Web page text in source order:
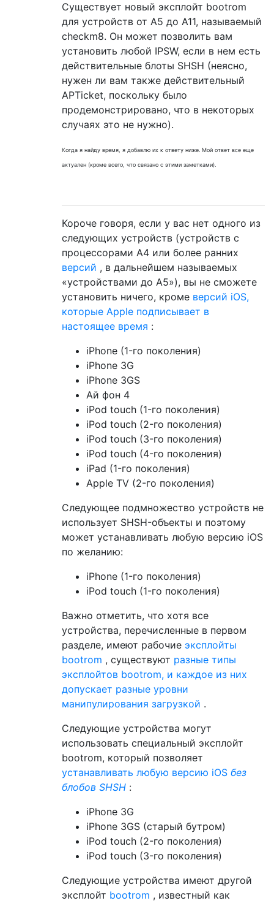
Существует новый эксплойт bootrom
для устройств от A5 до A11, называемый
checkm8. Он может позволить вам
установить любой IPSW, если в нем есть
действительные блоты SHSH (неясно,
нужен ли вам также действительный
APTicket, поскольку было
продемонстрировано, что в некоторых
случаях это не нужно).
Когда я найду время, я добавлю их к ответу ниже. Мой ответ все еще
актуален (кроме всего, что связано с этими заметками).
Короче говоря, если у вас нет одного из
следующих устройств (устройств с
процессорами A4 или более ранних
версий , в дальнейшем называемых
«устройствами до A5»), вы не сможете
установить ничего, кроме версий iOS,
которые Apple подписывает в
настоящее время :
iPhone (1-го поколения)
iPhone 3G
iPhone 3GS
Ай фон 4
iPod touch (1-го поколения)
iPod touch (2-го поколения)
iPod touch (3-го поколения)
iPod touch (4-го поколения)
iPad (1-го поколения)
Apple TV (2-го поколения)
Следующее подмножество устройств не
использует SHSH-объекты и поэтому
может устанавливать любую версию iOS
по желанию:
iPhone (1-го поколения)
iPod touch (1-го поколения)
Важно отметить, что хотя все
устройства, перечисленные в первом
разделе, имеют рабочие эксплойты
bootrom , существуют разные типы
эксплойтов bootrom, и каждое из них
допускает разные уровни
манипулирования загрузкой .
Следующие устройства могут
использовать специальный эксплойт
bootrom, который позволяет
устанавливать любую версию iOS без
блобов SHSH :
iPhone 3G
iPhone 3GS (старый бутром)
iPod touch (2-го поколения)
iPod touch (3-го поколения)
Следующие устройства имеют другой
эксплойт bootrom , известный как